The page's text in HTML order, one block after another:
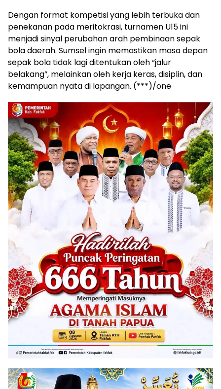
Dengan format kompetisi yang lebih terbuka dan
penekanan pada meritokrasi, turnamen U15 ini
menjadi sinyal perubahan arah pembinaan sepak
bola daerah. Sumsel ingin memastikan masa depan
sepak bola tidak lagi ditentukan oleh “jalur
belakang”, melainkan oleh kerja keras, disiplin, dan
kemampuan nyata di lapangan. (***)/one